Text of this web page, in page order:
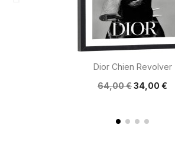
Dior Chien Revolver
64,00 €34,00 €